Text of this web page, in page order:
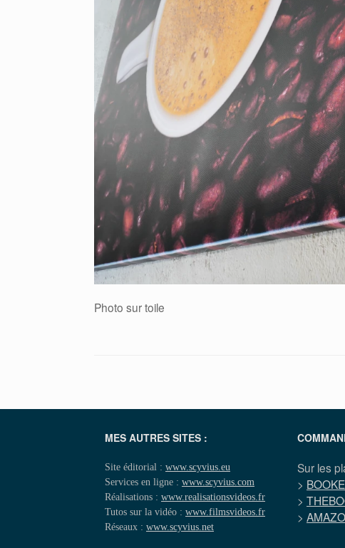
Photo sur toile
MES AUTRES SITES :
Site éditorial : www.scyvius.eu
Services en ligne : www.scyvius.com
Réalisations : www.realisationsvideos.fr
Tutos sur la vidéo : www.filmsvideos.fr
Réseaux : www.scyvius.net
Sur les
>
>
>